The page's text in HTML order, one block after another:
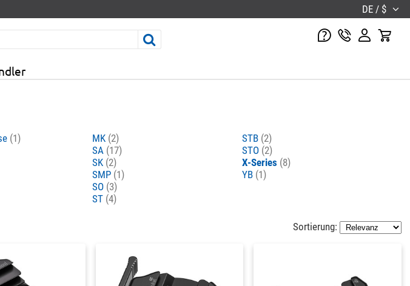
DE / $
(1)
MK (2)
SA (17)
SK (2)
SMP (1)
SO (3)
ST (4)
STB (2)
STO (2)
X-Series (8)
YB (1)
Sortierung: